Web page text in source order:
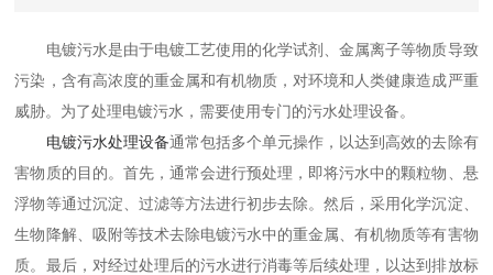
电镀污水是由于电镀工艺使用的化学试剂、金属离子等物质导致
污染，含有高浓度的重金属和有机物质，对环境和人类健康造成严重
威胁。为了处理电镀污水，需要使用专门的污水处理设备。
电镀污水处理设备通常包括多个单元操作，以达到高效的去除有
害物质的目的。首先，通常会进行预处理，即将污水中的颗粒物、悬
浮物等通过沉淀、过滤等方法进行初步去除。然后，采用化学沉淀、
生物降解、吸附等技术去除电镀污水中的重金属、有机物质等有害物
质。最后，对经过处理后的污水进行消毒等后续处理，以达到排放标